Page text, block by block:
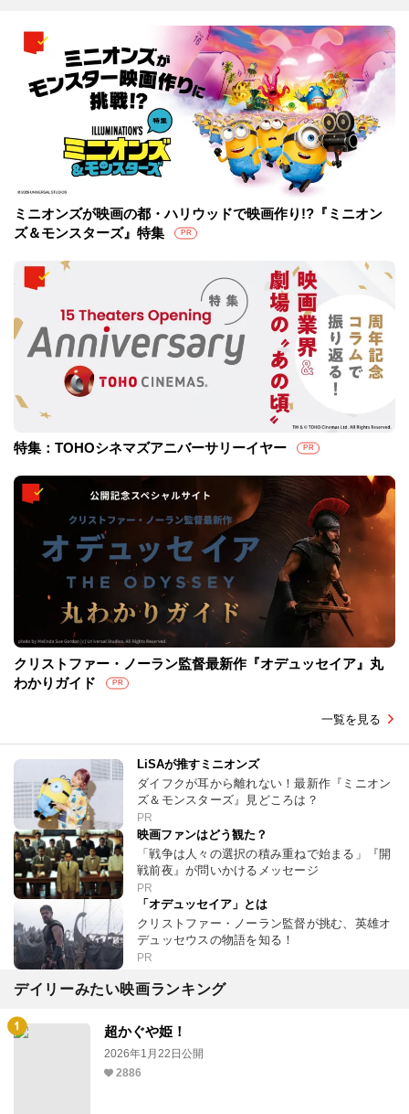
ミニオンズが映画の都・ハリウッドで映画作り!?『ミニオン
ズ＆モンスターズ』特集
PR
特集：TOHOシネマズアニバーサリーイヤー PR
クリストファー・ノーラン監督最新作『オデュッセイア』丸
わかりガイド
PR
一覧を見る
LiSAが推すミニオンズ
ダイフクが耳から離れない！最新作『ミニオン
ズ＆モンスターズ』見どころは？
PR
映画ファンはどう観た？
「戦争は人々の選択の積み重ねで始まる」『開
戦前夜』が問いかけるメッセージ
PR
「オデュッセイア」とは
クリストファー・ノーラン監督が挑む、英雄オ
デュッセウスの物語を知る！
PR
デイリーみたい映画ランキング
超かぐや姫！
2026年1月22日公開
2886